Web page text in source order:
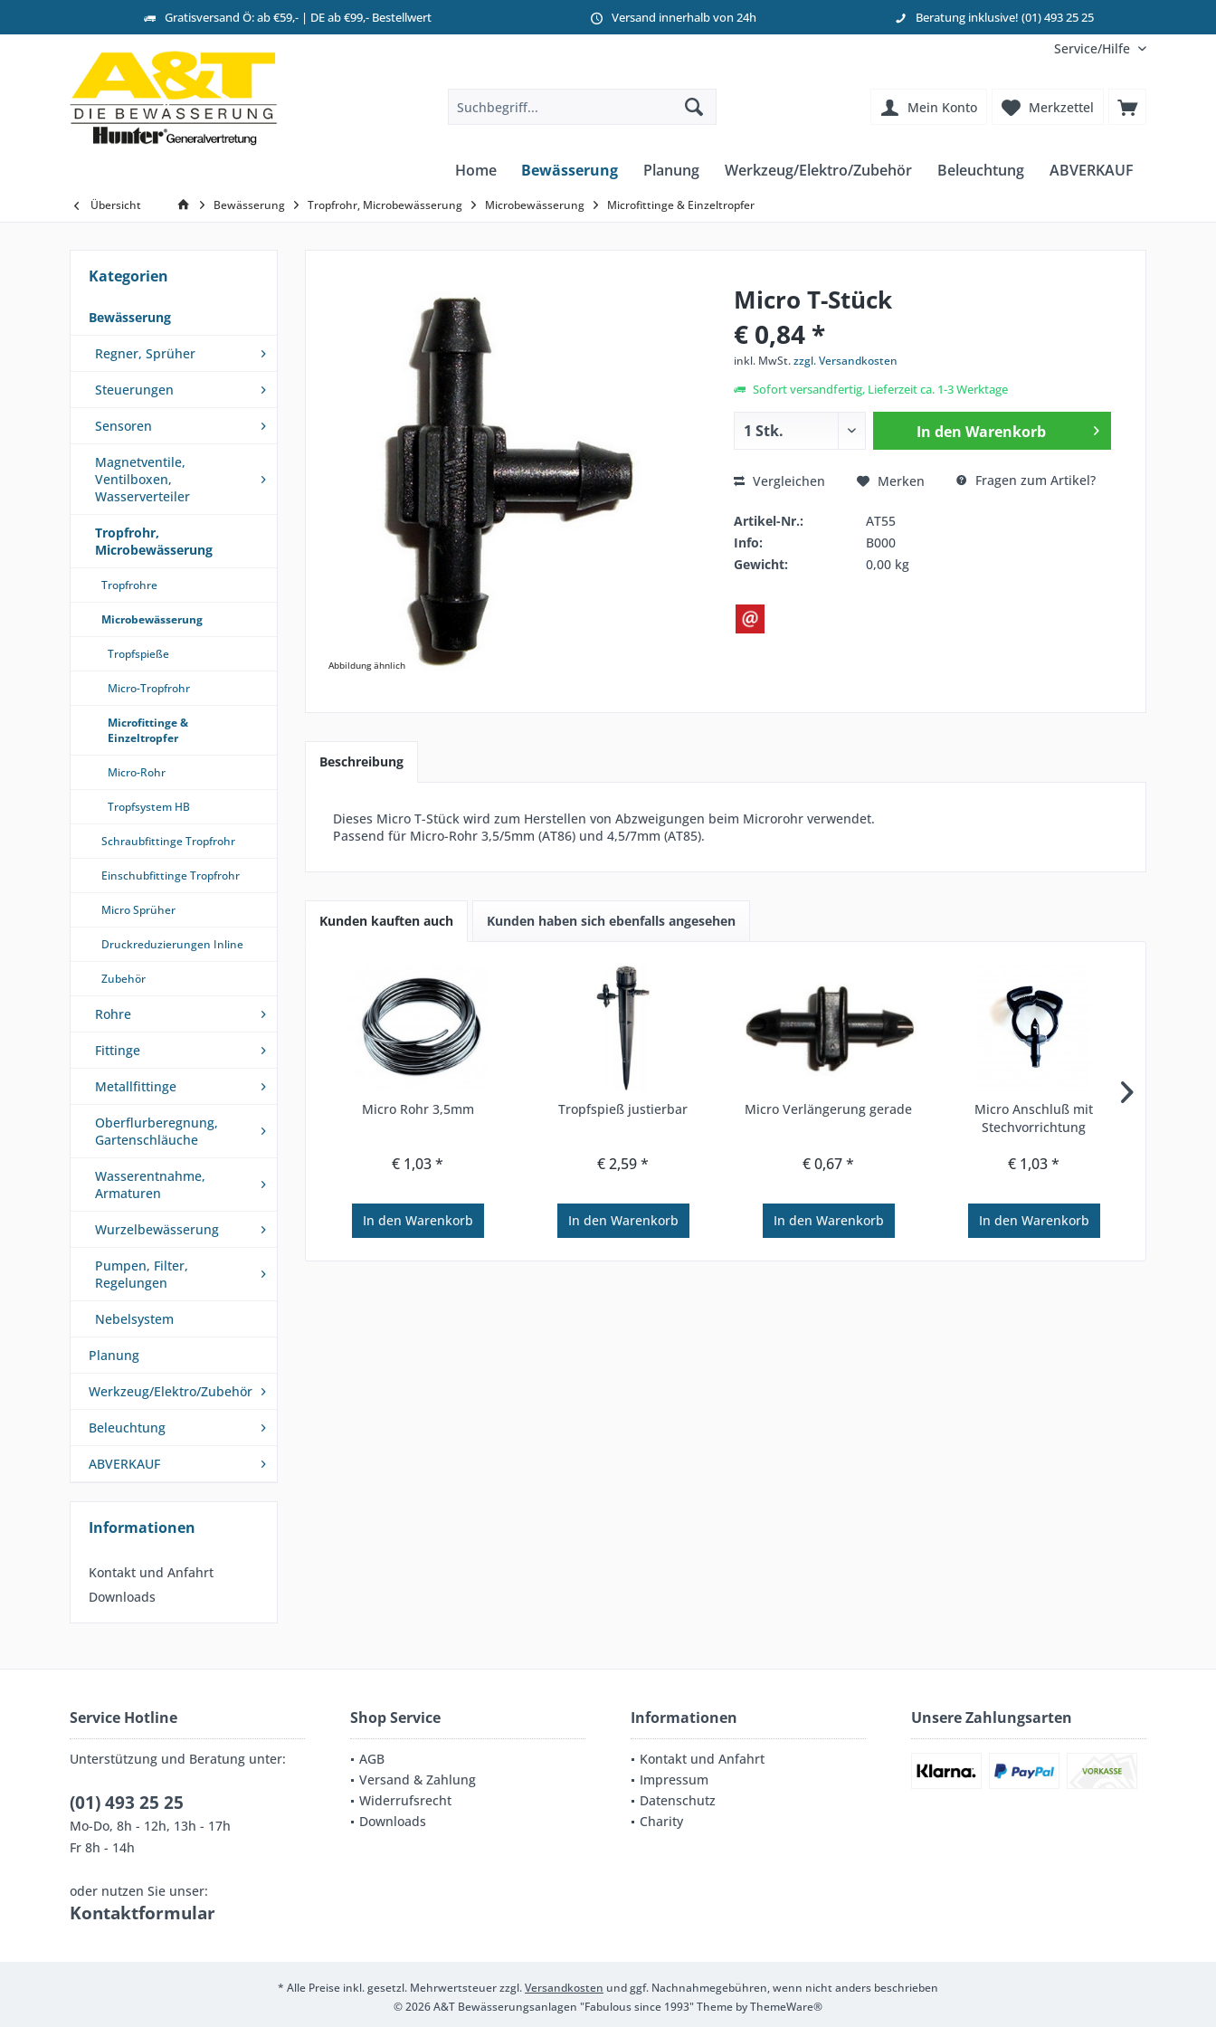
Gratisversand Ö: ab €59,- | DE ab €99,- Bestellwert Versand innerhalb von 24h Beratung inklusive! (01) 493 25 25
Service/Hilfe
Merkzettel
Mein Konto
Home Bewässerung Planung Werkzeug/Elektro/Zubehör Beleuchtung ABVERKAUF
Übersicht Bewässerung Tropfrohr, Microbewässerung Microbewässerung Microfittinge & Einzeltropfer
Kategorien
Bewässerung
Regner, Sprüher
Steuerungen
Sensoren
Magnetventile,
Ventilboxen,
Wasserverteiler
Tropfrohr,
Microbewässerung
Tropfrohre
Microbewässerung
Tropfspieße
Micro-Tropfrohr
Microfittinge &
Einzeltropfer
Micro-Rohr
Tropfsystem HB
Schraubfittinge Tropfrohr
Einschubfittinge Tropfrohr
Micro Sprüher
Druckreduzierungen Inline
Zubehör
Rohre
Fittinge
Metallfittinge
Oberflurberegnung,
Gartenschläuche
Wasserentnahme,
Armaturen
Wurzelbewässerung
Pumpen, Filter,
Regelungen
Nebelsystem
Planung
Werkzeug/Elektro/Zubehör
Beleuchtung
ABVERKAUF
Informationen
Kontakt und Anfahrt
Downloads
Abbildung ähnlich
Micro T-Stück
€ 0,84 *
inkl. MwSt.zzgl. Versandkosten
Sofort versandfertig, Lieferzeit ca. 1-3 Werktage
In den Warenkorb
Vergleichen Merken Fragen zum Artikel?
Artikel-Nr.:
AT55
Info:
B000
Gewicht:
0,00 kg
Beschreibung
Dieses Micro T-Stück wird zum Herstellen von Abzweigungen beim Microrohr verwendet.
Passend für Micro-Rohr 3,5/5mm (AT86) und 4,5/7mm (AT85).
Kunden kauften auch Kunden haben sich ebenfalls angesehen
Micro Rohr 3,5mm
€ 1,03 *
In den Warenkorb
Tropfspieß justierbar
€ 2,59 *
In den Warenkorb
Micro Verlängerung gerade
€ 0,67 *
In den Warenkorb
Micro Anschluß mit
Stechvorrichtung
€ 1,03 *
In den Warenkorb
Service Hotline
Unterstützung und Beratung unter:
(01) 493 25 25
Mo-Do, 8h - 12h, 13h - 17h
Fr 8h - 14h
oder nutzen Sie unser:
Kontaktformular
Shop Service
AGB
Versand & Zahlung
Widerrufsrecht
Downloads
Informationen
Kontakt und Anfahrt
Impressum
Datenschutz
Charity
Unsere Zahlungsarten
* Alle Preise inkl. gesetzl. Mehrwertsteuer zzgl.Versandkosten und ggf. Nachnahmegebühren, wenn nicht anders beschrieben
© 2026 A&T Bewässerungsanlagen "Fabulous since 1993" Theme byThemeWare®